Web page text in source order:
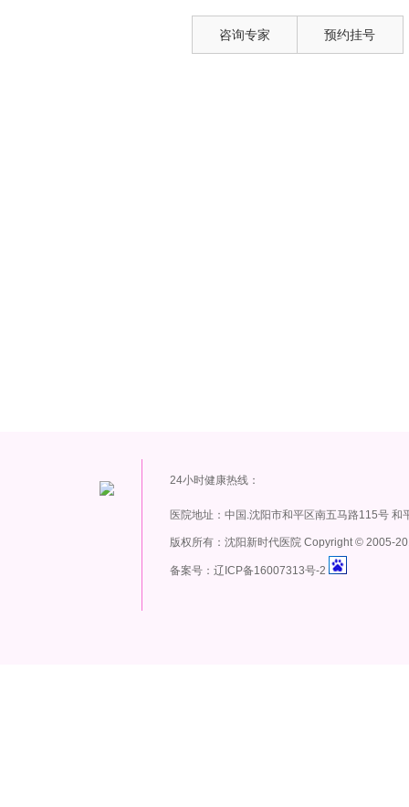
咨询专家 预约挂号
24小时健康热线：
医院地址：中国.沈阳市和平区南五马路115号 和
版权所有：沈阳新时代医院 Copyright© 2005-
备案号：辽ICP备16007313号-2